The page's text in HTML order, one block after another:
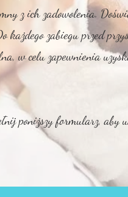
z ich zadowolenia.
każdego zabiegu przed
w celu zapewnienia
poniższy formularz, aby